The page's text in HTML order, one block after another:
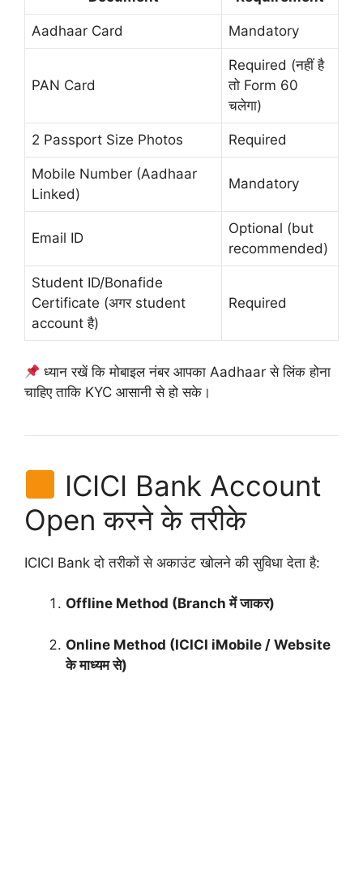
Aadhaar Card Mandatory
PAN Card
Required (नहीं है
तो Form 60
चलेगा)
2 Passport Size Photos Required
Mobile Number (Aadhaar
Linked)
Mandatory
Email ID
Optional (but
recommended)
Student ID/Bonafide
Certificate (अगर student
account है)
Required
ध्यान रखें कि मोबाइल नंबर आपका Aadhaar से लिंक होना
चाहिए ताकि KYC आसानी से हो सके।
ICICI Bank Account
Open करने के तरीके
ICICI Bank दो तरीकों से अकाउंट खोलने की सुविधा देता है:
Offline Method (Branch में जाकर)
Online Method (ICICI iMobile / Website
के माध्यम से)